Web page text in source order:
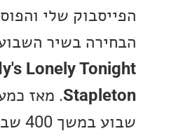
שלי והפוסט
בשיר השבוע – השיר
Nobody's Lonely
. מאז כמעט ולא
שבוע במשך 400